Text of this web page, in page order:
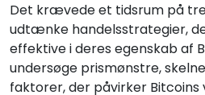
Det krævede et tidsrum på
udtænke handelsstrategier,
effektive i deres egenskab af
undersøge prismønstre,
faktorer, der påvirker